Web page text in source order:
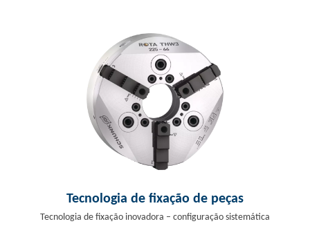
Tecnologia de fixação de peças
Tecnologia de fixação inovadora – configuração sistemática